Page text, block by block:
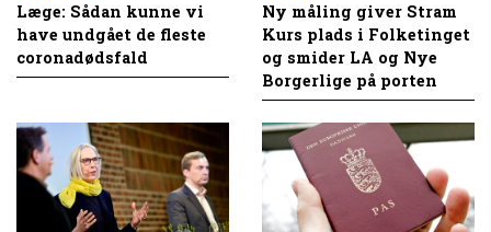
Læge: Sådan kunne vi
have undgået de fleste
coronadødsfald
Ny måling giver Stram
Kurs plads i Folketinget
og smider LA og Nye
Borgerlige på porten